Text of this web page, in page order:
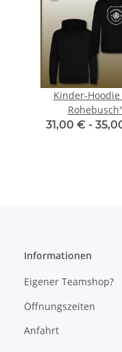
Kinder-Hoodie
Rohebusch"
31,00 € -
Informationen
Eigener Teamshop?
Öffnungszeiten
Anfahrt